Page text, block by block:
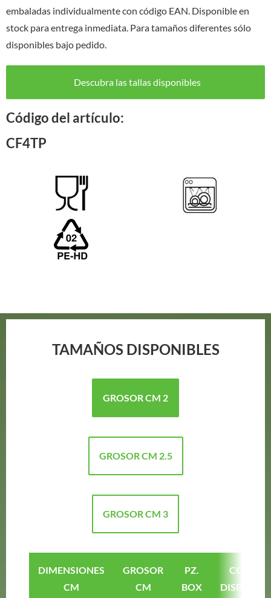
embaladas individualmente con código EAN. Disponible en
stock para entrega inmediata. Para tamaños diferentes sólo
disponibles bajo pedido.
Descubra las tallas disponibles
Código del artículo:
CF4TP
TAMAÑOS DISPONIBLES
GROSOR CM 2
GROSOR CM 2.5
GROSOR CM 3
DIMENSIONES
CM
GROSOR
CM
PZ.
BOX